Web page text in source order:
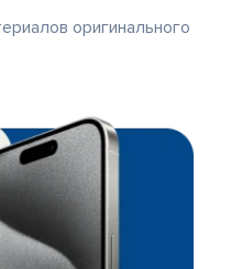
оригинального